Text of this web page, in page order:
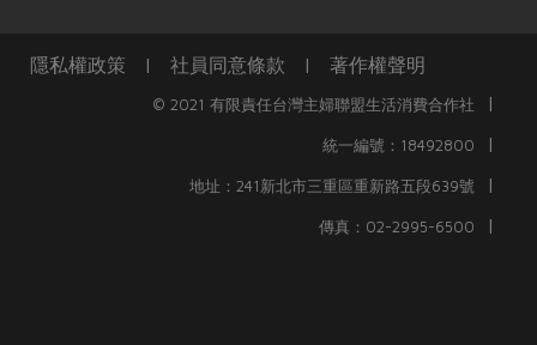
隱私權政策 | 社員同意條款 | 著作權聲明
© 2021 有限責任台灣主婦聯盟生活消費合作社 |
統一編號：18492800 |
地址：241新北市三重區重新路五段639號 |
傳真：02-2995-6500 |